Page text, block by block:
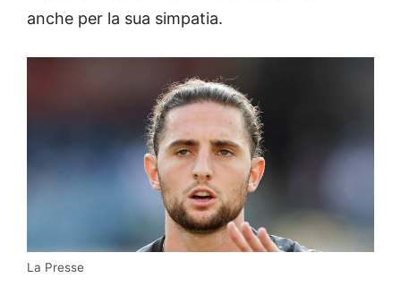
anche per la sua simpatia.
La Presse